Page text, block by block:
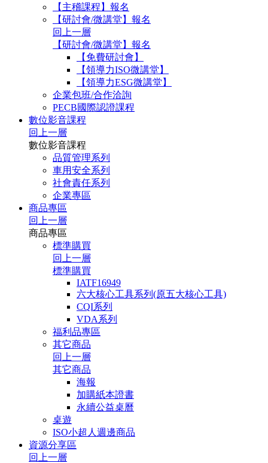
【主稽課程】報名
【研討會/微講堂】報名
回上一層
【研討會/微講堂】報名
【免費研討會】
【領導力ISO微講堂】
【領導力ESG微講堂】
企業包班/合作洽詢
PECB國際認證課程
數位影音課程
回上一層
數位影音課程
品質管理系列
車用安全系列
社會責任系列
企業專區
商品專區
回上一層
商品專區
標準購買
回上一層
標準購買
IATF16949
六大核心工具系列(原五大核心工具)
CQI系列
VDA系列
福利品專區
其它商品
回上一層
其它商品
海報
加購紙本證書
永續公益桌曆
桌遊
ISO小超人週邊商品
資源分享區
回上一層